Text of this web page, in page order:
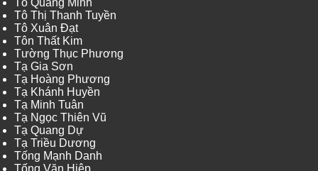
Tô Thị Thanh Tuyền
Tô Xuân Đạt
Tôn Thất Kim
Tường Thục Phương
Tạ Gia Sơn
Tạ Hoàng Phương
Tạ Khánh Huyền
Tạ Minh Tuân
Tạ Ngọc Thiên Vũ
Tạ Quang Dự
Tạ Triều Dương
Tống Mạnh Danh
Tống Văn Hiệp